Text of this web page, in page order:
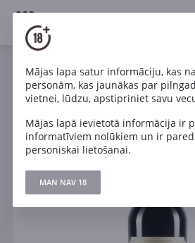
18+
Vīns Sarkans Sauss
Cantine Risveglio Simposio Rosso
Mājas lapa satur informāciju, kas
personām, kas jaunākas par
vietnei, lūdzu, apstipriniet savu
Mājas lapā ievietotā informācija ir
informatīviem nolūkiem un ir
personiskai lietošanai.
MAN NAV 18